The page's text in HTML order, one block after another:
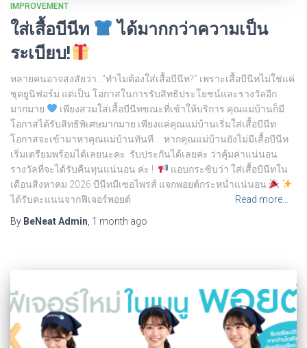
IMPROVEMENT
ใส่เสื้อบีนีท
ได้มากกว่าความเป็น
ระเบียบ!
หลายคนอาจสงสัยว่า…“ทำไมต้องใส่เสื้อบีนีท?” เพราะเสื้อบีนีทไม่ใช่แค่
ชุดยูนิฟอร์ม แต่เป็น โอกาสในการรับสิทธิประโยชน์และรางวัลอีก
มากมาย
เพียงสวมใส่เสื้อบีนีทขณะที่เข้าให้บริการ คุณแม่บ้านก็มี
โอกาสได้รับสิทธิพิเศษมากมาย เพียงแค่คุณแม่บ้านเริ่มใส่เสื้อบีนีท
โอกาสจะเข้ามาหาคุณแม่บ้านทันที .. หากคุณแม่บ้านยังไม่มีเสื้อบีนีท
เริ่มเตรียมพร้อมได้เลยนะคะ รับประกันได้เลยค่ะ ว่าคุ้มค่าแน่นอน
รางวัลที่จะได้รับคืนทุนแน่นอน ค่ะ !
แอบกระซิบว่า ใส่เสื้อบีนีทใน
เดือนสิงหาคม 2026 บีนีทมีเซอไพรส์ แจกพอยต์กระหน่ำแน่นอน
ได้รับคะแนนจากฟีเจอร์พอยต์
Read more…
By BeNeat Admin 1 month ago